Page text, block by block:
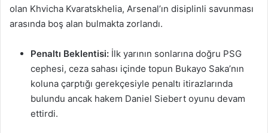
olan Khvicha Kvaratskhelia, Arsenal’ın disiplinli savunması
arasında boş alan bulmakta zorlandı.
Penaltı Beklentisi: İlk yarının sonlarına doğru PSG
cephesi, ceza sahası içinde topun Bukayo Saka’nın
koluna çarptığı gerekçesiyle penaltı itirazlarında
bulundu ancak hakem Daniel Siebert oyunu devam
ettirdi.